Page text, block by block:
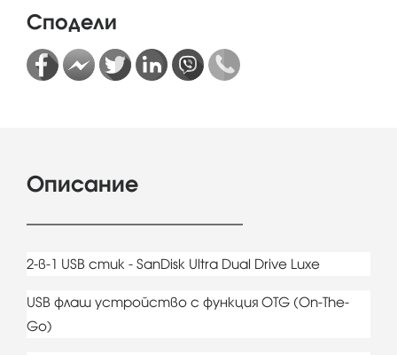
Сподели
Описание
2-в-1 USB стик - SanDisk Ultra Dual Drive Luxe
USB флаш устройство с функция OTG (On-The-
Go)